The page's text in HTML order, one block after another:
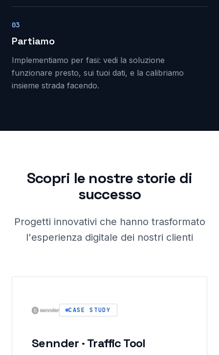
03
Partiamo
Implementiamo per fasi: vedi la soluzione
funzionare presto, sui tuoi dati, e la calibriamo
insieme strada facendo.
Scopri le nostre storie di
successo
Progetti innovativi che hanno trasformato
l'esperienza digitale dei nostri clienti
CASE STUDY
Sennder · Traffic Tool